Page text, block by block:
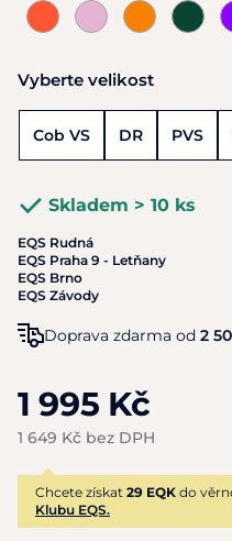
Vyberte velikost
Cob VS DR PVS
Skladem > 10 ks
EQS Rudná
EQS Praha 9 - Letňany
EQS Brno
EQS Závody
Doprava zdarma od 2
1 995 Kč
1 649 Kč bez DPH
Chcete získat 29 EQK do
Klubu EQS.